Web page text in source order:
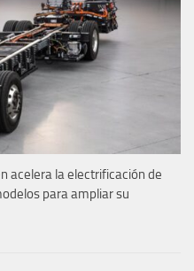
acelera la electrificación de
para ampliar su